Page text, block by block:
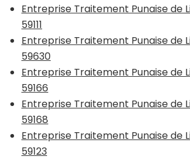
Entreprise Traitement Punaise de
59111
Entreprise Traitement Punaise de
59630
Entreprise Traitement Punaise de
59166
Entreprise Traitement Punaise de
59168
Entreprise Traitement Punaise de
59123